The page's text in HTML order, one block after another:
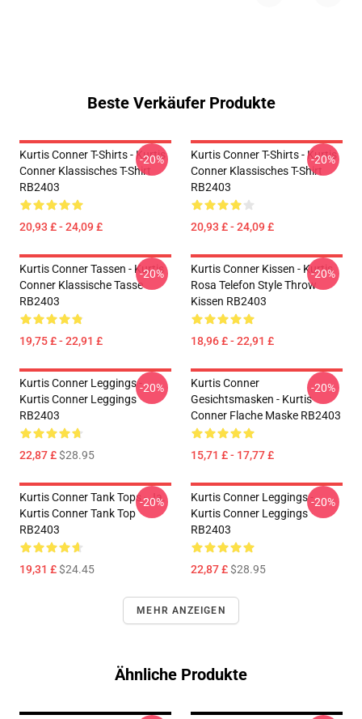
Beste Verkäufer Produkte
Kurtis Conner T-Shirts - Kurtis
Conner Klassisches T-Shirt
RB2403
20,93 £ - 24,09 £
-20%
Kurtis Conner T-Shirts - Kurtis
Conner Klassisches T-Shirt
RB2403
20,93 £ - 24,09 £
-20%
Kurtis Conner Tassen - Kurtis
Conner Klassische Tasse
RB2403
19,75 £ - 22,91 £
-20%
Kurtis Conner Kissen - Kurtis
Rosa Telefon Style Throw
Kissen RB2403
18,96 £ - 22,91 £
-20%
Kurtis Conner Leggings -
Kurtis Conner Leggings
RB2403
22,87 £$28.95
-20%
Kurtis Conner
Gesichtsmasken - Kurtis
Conner Flache Maske RB2403
15,71 £ - 17,77 £
-20%
Kurtis Conner Tank Tops - Ja.
Kurtis Conner Tank Top
RB2403
19,31 £$24.45
-20%
Kurtis Conner Leggings -
Kurtis Conner Leggings
RB2403
22,87 £$28.95
-20%
MEHR ANZEIGEN
Ähnliche Produkte